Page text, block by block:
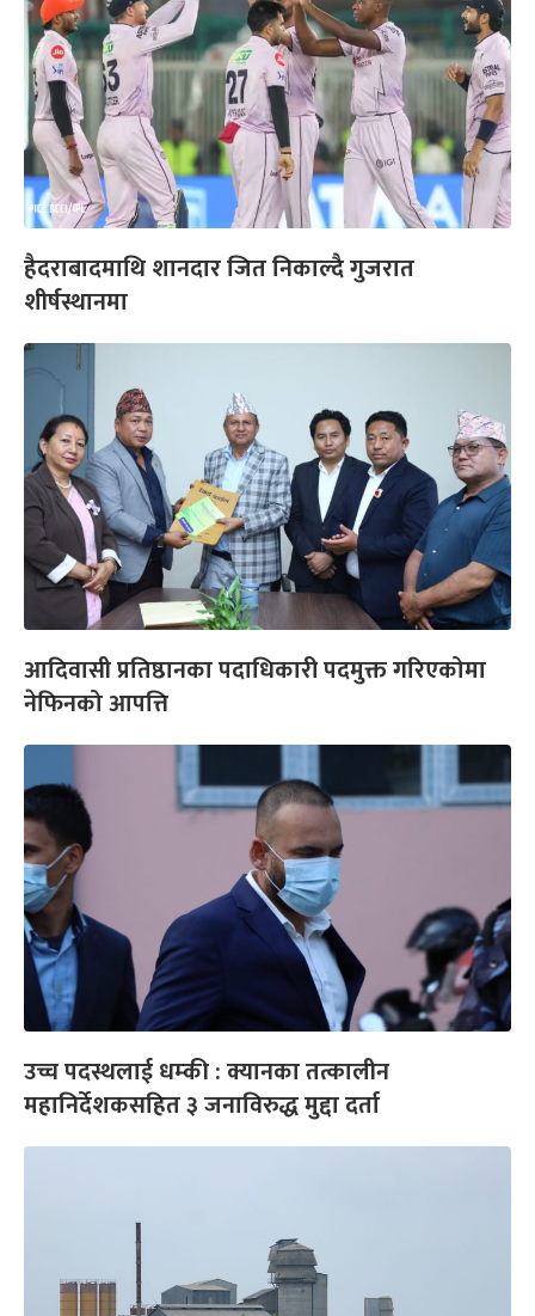
हैदराबादमाथि शानदार जित निकाल्दै गुजरात
शीर्षस्थानमा
आदिवासी प्रतिष्ठानका पदाधिकारी पदमुक्त गरिएकोमा
नेफिनको आपत्ति
उच्च पदस्थलाई धम्की : क्यानका तत्कालीन
महानिर्देशकसहित ३ जनाविरुद्ध मुद्दा दर्ता